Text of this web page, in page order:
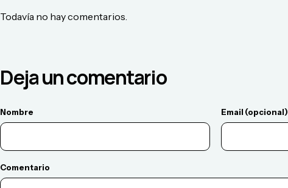
Todavía no hay comentarios.
Deja un comentario
Nombre Email (opcional)
Comentario